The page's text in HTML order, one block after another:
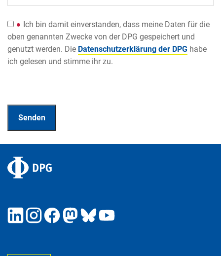
Ich bin damit einverstanden, dass meine Daten für die
oben genannten Zwecke von der DPG gespeichert und
genutzt werden. Die Datenschutzerklärung der DPG habe
ich gelesen und stimme ihr zu.